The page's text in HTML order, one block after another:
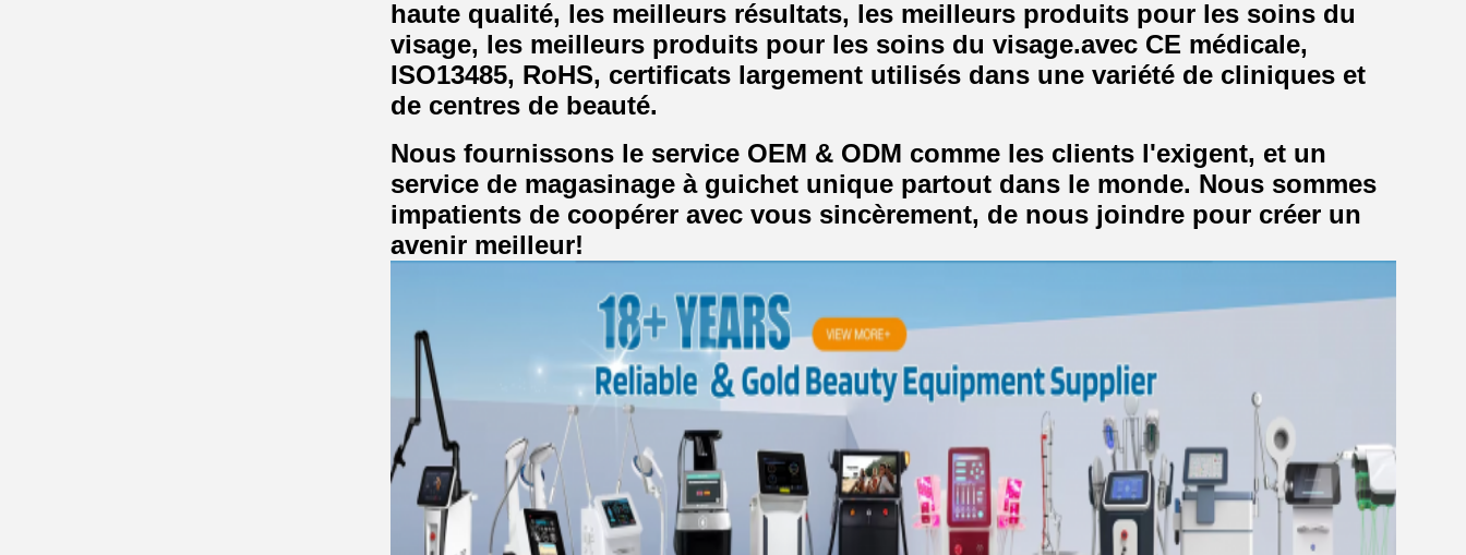
haute qualité, les meilleurs résultats, les meilleurs produits pour les soins du
visage, les meilleurs produits pour les soins du visage.avec CE médicale,
ISO13485, RoHS, certificats largement utilisés dans une variété de cliniques et
de centres de beauté.
Nous fournissons le service OEM & ODM comme les clients l'exigent, et un
service de magasinage à guichet unique partout dans le monde. Nous sommes
impatients de coopérer avec vous sincèrement, de nous joindre pour créer un
avenir meilleur!